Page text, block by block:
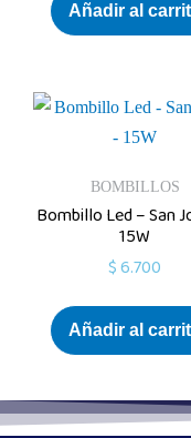
Añadir al
BOMBILLOS
Bombillo Led – San
15W
$6.700
Añadir al